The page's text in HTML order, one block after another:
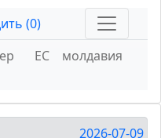
(0)
ЕС молдавия
2026-07-09